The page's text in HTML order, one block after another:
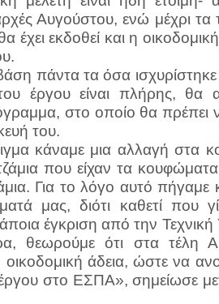
Αυγούστου, ενώ μέχρι τα
έχει εκδοθεί και η
πάντα τα όσα
έργου είναι πλήρης, θα
στο οποίο θα πρέπει
του.
κάναμε μια αλλαγή στα
που είχαν τα
Για το λόγο αυτό πήγαμε
μας, διότι καθετί που
έγκριση από την
θεωρούμε ότι στα τέλη
άδεια, ώστε να
έργου στο ΕΣΠΑ», σημείωσε